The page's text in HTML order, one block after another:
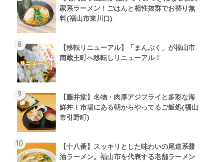
家系ラーメン！ごはんと相性抜群でお替り無
料(福山市東川口)
【移転リニューアル】「まんぷく」が福山市
南蔵王町へ移転しリニューアル！
【藤井堂】名物・肉厚アジフライと多彩な海
鮮丼！市場にある朝からやってるご飯処(福山
市引野町)
【十八番】スッキリとした味わいの尾道系醤
油ラーメン。福山市を代表する老舗ラーメン